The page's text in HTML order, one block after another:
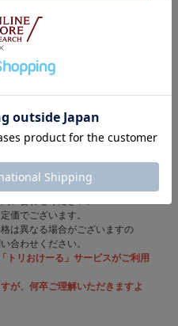
ーる」について
詳しくはご利用店舗に直接お問
場合でも他のお客様の取り置き
とをご了承ください。
め在庫有りの場合でも売り切れ
価でございます。
は異なる場合がございますの
合わせください。
リおけーる」サービスがご利用
が、何卒ご理解いただきますよ